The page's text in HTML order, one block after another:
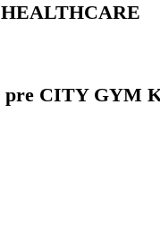
pre CITY GYM